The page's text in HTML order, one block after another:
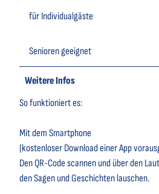
für Individualgäste
Senioren geeignet
Weitere Infos
So funktioniert es:
Mit dem Smartphone
(kostenloser Download einer App
Den QR-Code scannen und über den
den Sagen und Geschichten lauschen.